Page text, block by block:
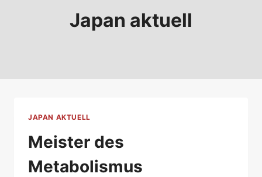
Japan aktuell
JAPAN AKTUELL
Meister des
Metabolismus